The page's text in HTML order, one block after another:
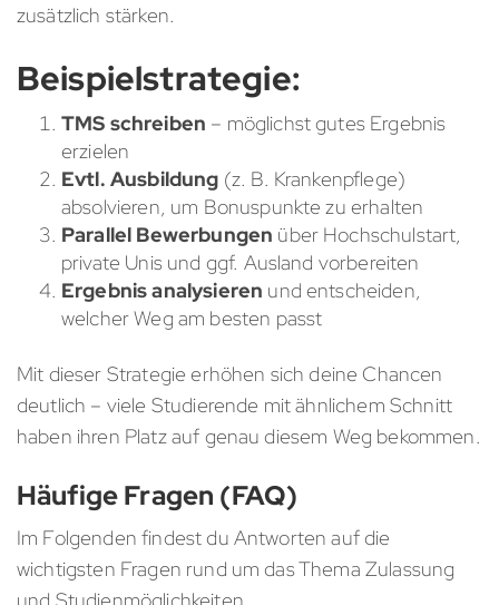
zusätzlich stärken.
Beispielstrategie:
TMS schreiben – möglichst gutes Ergebnis
erzielen
Evtl. Ausbildung (z. B. Krankenpflege)
absolvieren, um Bonuspunkte zu erhalten
Parallel Bewerbungen über Hochschulstart,
private Unis und ggf. Ausland vorbereiten
Ergebnis analysieren und entscheiden,
welcher Weg am besten passt
Mit dieser Strategie erhöhen sich deine Chancen
deutlich – viele Studierende mit ähnlichem Schnitt
haben ihren Platz auf genau diesem Weg bekommen.
Häufige Fragen (FAQ)
Im Folgenden findest du Antworten auf die
wichtigsten Fragen rund um das Thema Zulassung
und Studienmöglichkeiten.